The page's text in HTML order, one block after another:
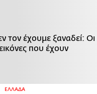
τον έχουμε ξαναδεί: Οι
που έχουν
ΕΛΛΑΔΑ